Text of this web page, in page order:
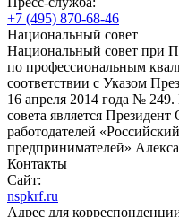
+7 (495) 870-68-46
Национальный совет
Национальный совет при
по профессиональным
соответствии с Указом
16 апреля 2014 года №
совета является
работодателей
предпринимателей»
Контакты
Сайт:
nspkrf.ru
Адрес для